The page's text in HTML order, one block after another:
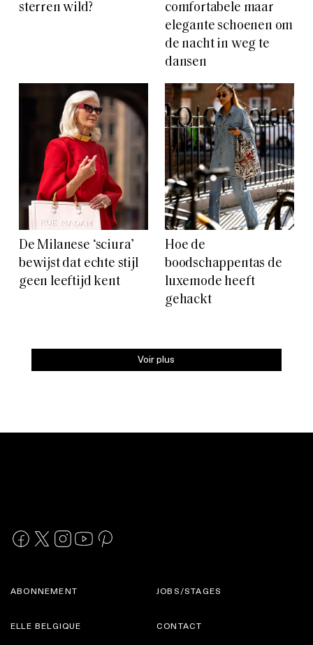
sterren wild?
comfortabele maar
elegante schoenen om
de nacht in weg te
dansen
De Milanese ‘sciura’
bewijst dat echte stijl
geen leeftijd kent
Hoe de
boodschappentas de
luxemode heeft
gehackt
Voir plus
ABONNEMENT
ELLE BELGIQUE
JOBS/STAGES
CONTACT